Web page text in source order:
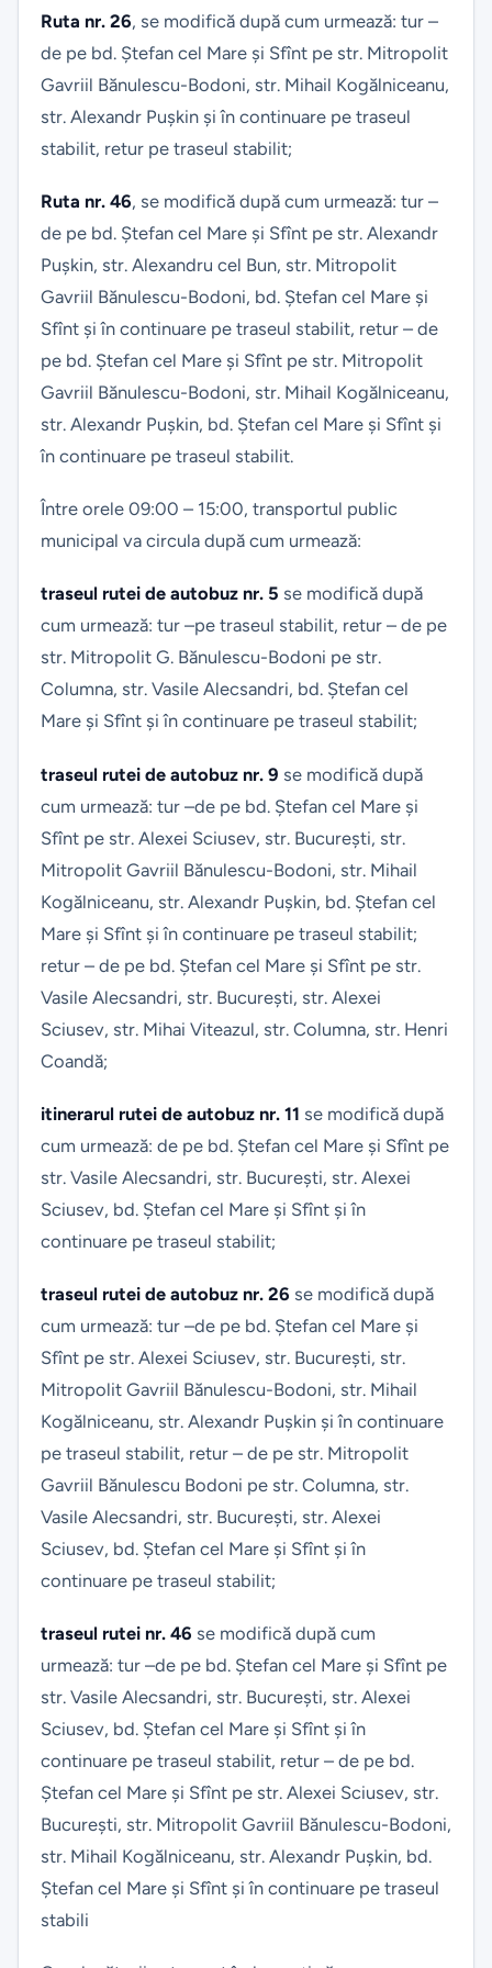
Ruta nr. 26, se modifică după cum urmează: tur –
de pe bd. Ștefan cel Mare și Sfînt pe str. Mitropolit
Gavriil Bănulescu-Bodoni, str. Mihail Kogălniceanu,
str. Alexandr Pușkin și în continuare pe traseul
stabilit, retur pe traseul stabilit;
Ruta nr. 46, se modifică după cum urmează: tur –
de pe bd. Ștefan cel Mare și Sfînt pe str. Alexandr
Pușkin, str. Alexandru cel Bun, str. Mitropolit
Gavriil Bănulescu-Bodoni, bd. Ștefan cel Mare și
Sfînt și în continuare pe traseul stabilit, retur – de
pe bd. Ștefan cel Mare și Sfînt pe str. Mitropolit
Gavriil Bănulescu-Bodoni, str. Mihail Kogălniceanu,
str. Alexandr Pușkin, bd. Ștefan cel Mare și Sfînt și
în continuare pe traseul stabilit.
Între orele 09:00 – 15:00, transportul public
municipal va circula după cum urmează:
traseul rutei de autobuz nr. 5 se modifică după
cum urmează: tur –pe traseul stabilit, retur – de pe
str. Mitropolit G. Bănulescu-Bodoni pe str.
Columna, str. Vasile Alecsandri, bd. Ștefan cel
Mare și Sfînt și în continuare pe traseul stabilit;
traseul rutei de autobuz nr. 9 se modifică după
cum urmează: tur –de pe bd. Ștefan cel Mare și
Sfînt pe str. Alexei Sciusev, str. București, str.
Mitropolit Gavriil Bănulescu-Bodoni, str. Mihail
Kogălniceanu, str. Alexandr Pușkin, bd. Ștefan cel
Mare și Sfînt și în continuare pe traseul stabilit;
retur – de pe bd. Ștefan cel Mare și Sfînt pe str.
Vasile Alecsandri, str. București, str. Alexei
Sciusev, str. Mihai Viteazul, str. Columna, str. Henri
Coandă;
itinerarul rutei de autobuz nr. 11 se modifică după
cum urmează: de pe bd. Ștefan cel Mare și Sfînt pe
str. Vasile Alecsandri, str. București, str. Alexei
Sciusev, bd. Ștefan cel Mare și Sfînt și în
continuare pe traseul stabilit;
traseul rutei de autobuz nr. 26 se modifică după
cum urmează: tur –de pe bd. Ștefan cel Mare și
Sfînt pe str. Alexei Sciusev, str. București, str.
Mitropolit Gavriil Bănulescu-Bodoni, str. Mihail
Kogălniceanu, str. Alexandr Pușkin și în continuare
pe traseul stabilit, retur – de pe str. Mitropolit
Gavriil Bănulescu Bodoni pe str. Columna, str.
Vasile Alecsandri, str. București, str. Alexei
Sciusev, bd. Ștefan cel Mare și Sfînt și în
continuare pe traseul stabilit;
traseul rutei nr. 46 se modifică după cum
urmează: tur –de pe bd. Ștefan cel Mare și Sfînt pe
str. Vasile Alecsandri, str. București, str. Alexei
Sciusev, bd. Ștefan cel Mare și Sfînt și în
continuare pe traseul stabilit, retur – de pe bd.
Ștefan cel Mare și Sfînt pe str. Alexei Sciusev, str.
București, str. Mitropolit Gavriil Bănulescu-Bodoni,
str. Mihail Kogălniceanu, str. Alexandr Pușkin, bd.
Ștefan cel Mare și Sfînt și în continuare pe traseul
stabili